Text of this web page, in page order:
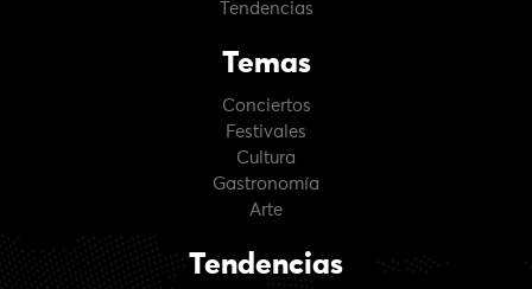
Tendencias
Temas
Conciertos
Festivales
Cultura
Gastronomía
Arte
Tendencias